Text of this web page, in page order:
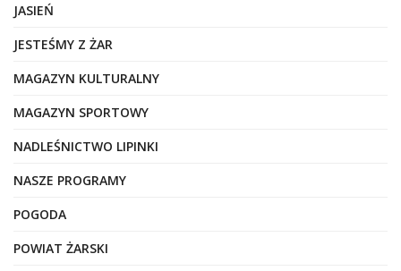
JASIEŃ
JESTEŚMY Z ŻAR
MAGAZYN KULTURALNY
MAGAZYN SPORTOWY
NADLEŚNICTWO LIPINKI
NASZE PROGRAMY
POGODA
POWIAT ŻARSKI